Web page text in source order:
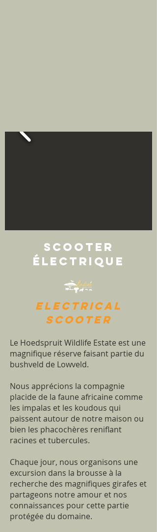
Scooter
électrique
electrical
scooter
Le Hoedspruit Wildlife Estate est une
magnifique réserve faisant partie du
bushveld de Lowveld.
Nous apprécions la compagnie
placide de la faune africaine comme
les impalas et les koudous qui
paissent autour de notre maison ou
bien les phacochères reniflant
racines et tubercules.
Chaque jour, nous organisons une
excursion dans la brousse à la
recherche des magnifiques girafes et
partageons notre amour et nos
connaissances pour cette partie
protégée du domaine.